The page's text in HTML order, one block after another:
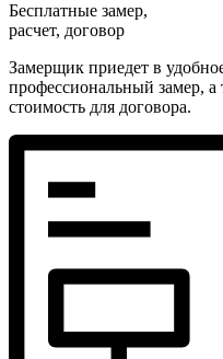
Бесплатные замер,
расчет, договор
Замерщик приедет в
профессиональный замер, а
стоимость для договора.